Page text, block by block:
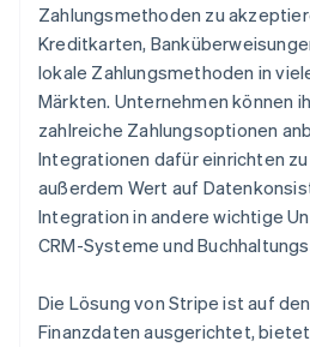
Zahlungsmethoden zu
Kreditkarten,
lokale Zahlungsmethoden in
Märkten. Unternehmen können
zahlreiche Zahlungsoptionen
Integrationen dafür einrichten
außerdem Wert auf
Integration in andere wichtige
CRM-Systeme und
Die Lösung von Stripe ist auf
Finanzdaten ausgerichtet,